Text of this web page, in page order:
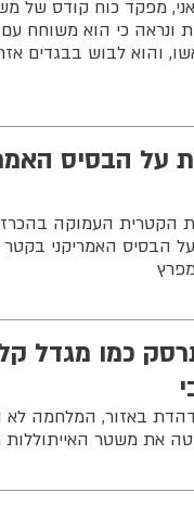
מפקד כוח קודס של
כי הוא משוחח עם
והוא לבוש בבגדים
על הבסיס
הקטרית העמוקה
הבסיס האמריקני
כמו מגדל
באזור, המלחמה לא
את משטר